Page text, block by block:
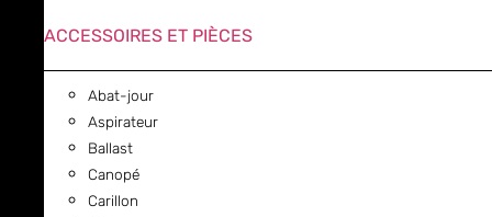
ACCESSOIRES ET PIÈCES
Abat-jour
Aspirateur
Ballast
Canopé
Carillon